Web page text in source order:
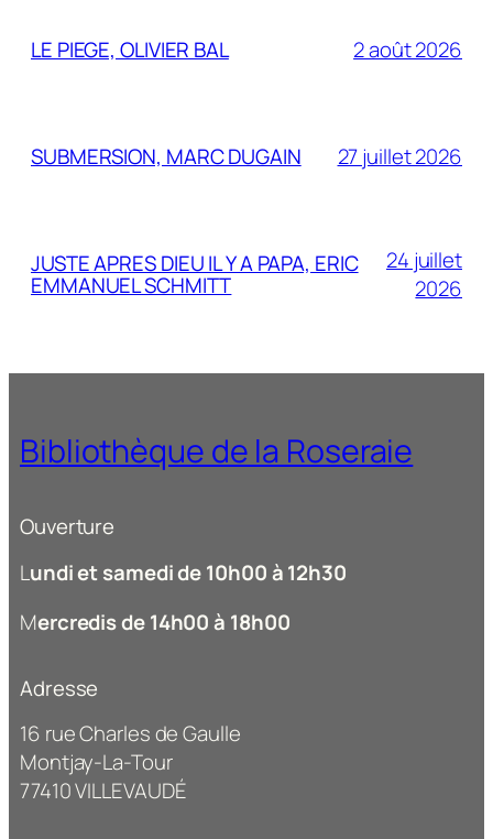
LE PIEGE, OLIVIER BAL 2 août 2026
SUBMERSION, MARC DUGAIN 27 juillet 2026
JUSTE APRES DIEU IL Y A PAPA, ERIC
EMMANUEL SCHMITT
24 juillet
2026
Bibliothèque de la Roseraie
Ouverture
Lundi et samedi de 10h00 à 12h30
Mercredis de 14h00 à 18h00
Adresse
16 rue Charles de Gaulle
Montjay-La-Tour
77410 VILLEVAUDÉ